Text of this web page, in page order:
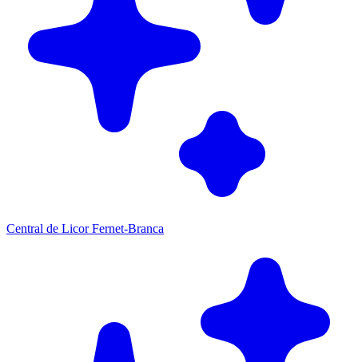
Central de Licor Fernet-Branca